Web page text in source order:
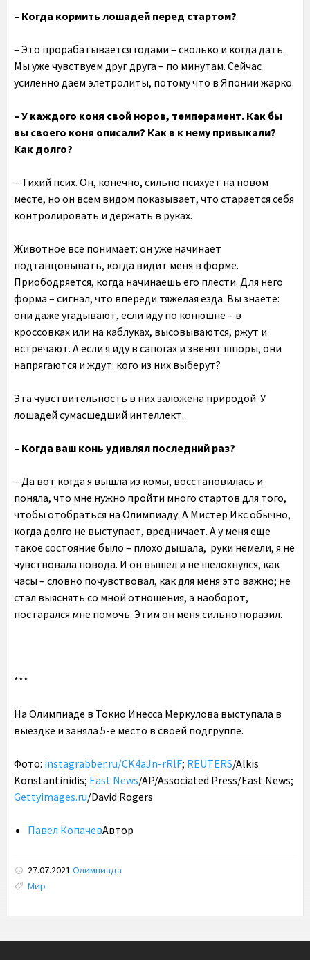
– Когда кормить лошадей перед стартом?
– Это прорабатывается годами – сколько и когда дать.
Мы уже чувствуем друг друга – по минутам. Сейчас
усиленно даем элетролиты, потому что в Японии жарко.
– У каждого коня свой норов, темперамент. Как бы
вы своего коня описали? Как в к нему привыкали?
Как долго?
– Тихий псих. Он, конечно, сильно психует на новом
месте, но он всем видом показывает, что старается себя
контролировать и держать в руках.
Животное все понимает: он уже начинает
подтанцовывать, когда видит меня в форме.
Приободряется, когда начинаешь его плести. Для него
форма – сигнал, что впереди тяжелая езда. Вы знаете:
они даже угадывают, если иду по конюшне – в
кроссовках или на каблуках, высовываются, ржут и
встречают. А если я иду в сапогах и звенят шпоры, они
напрягаются и ждут: кого из них выберут?
Эта чувствительность в них заложена природой. У
лошадей сумасшедший интеллект.
– Когда ваш конь удивлял последний раз?
– Да вот когда я вышла из комы, восстановилась и
поняла, что мне нужно пройти много стартов для того,
чтобы отобраться на Олимпиаду. А Мистер Икс обычно,
когда долго не выступает, вредничает. А у меня еще
такое состояние было – плохо дышала, руки немели, я не
чувствовала повода. И он вышел и не шелохнулся, как
часы – словно почувствовал, как для меня это важно; не
стал выяснять со мной отношения, а наоборот,
постарался мне помочь. Этим он меня сильно поразил.
***
На Олимпиаде в Токио Инесса Меркулова выступала в
выездке и заняла 5-е место в своей подгруппе.
Фото: instagrabber.ru/CK4aJn-rRlF; REUTERS/Alkis
Konstantinidis; East News/AP/Associated Press/East News;
Gettyimages.ru/David Rogers
Павел КопачевАвтор
27.07.2021 Олимпиада
Tags:
Мир